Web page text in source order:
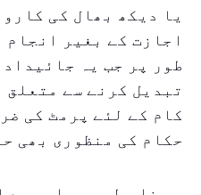
یا دیکھ بھال کی
اجازت کے بغیر
طور پر جب یہ
تبدیل کرنے سے متعلق
کام کے لئے پرمٹ کی
حکام کی منظوری بھی